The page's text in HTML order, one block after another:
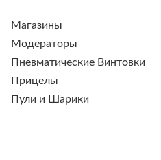
Магазины
Модераторы
Пневматические Винтовки
Прицелы
Пули и Шарики